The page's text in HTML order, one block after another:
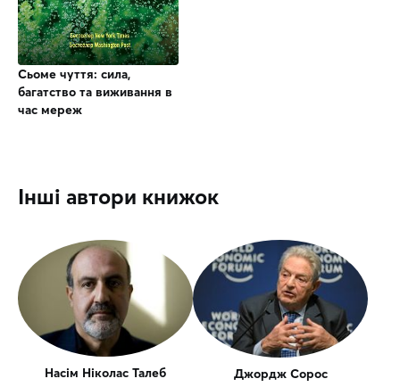
Сьоме чуття: сила,
багатство та виживання в
час мереж
Інші автори книжок
Насім Ніколас Талеб Джордж Сорос